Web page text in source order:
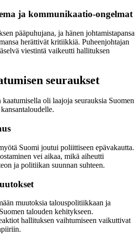
ja kommunikaatio-ongelmat
pääpuhujana, ja hänen johtamistapansa
herättivät kritiikkiä. Puheenjohtajan
viestintä vaikeutti hallituksen
seuraukset
oli laajoja seurauksia Suomen
Suomi joutui poliittiseen epävakautta.
vei aikaa, mikä aiheutti
ja politiikan suunnan suhteen.
muutoksia talouspolitiikkaan ja
talouden kehitykseen.
hallituksen vaihtumiseen vaikuttivat